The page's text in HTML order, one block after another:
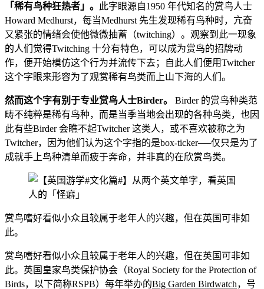
「稀有鸟种狂热者」。
此字眼源自1950 年代知名的赏鸟人士
Howard Medhurst，每当Medhurst 先生发现稀有鸟种时，亢奋
又紧张的情绪会使他微微抽蓄（twitching）。观察到此一现象
的人们觉得Twitching 十分有特色，可以成为赏鸟的招牌动
作，便开始模仿这个行为并流传下去；自此人们便用Twitcher
这个字眼来形容为了观赏稀有鸟类而上山下海的人们。
然而这个字有别于专业赏鸟人士Birder。
Birder 的赏鸟种类范
畴不纯粹是稀有鸟种，而是当季当地会出现的各种鸟类，也因
此有些Birder 会瞧不起Twitcher 这类人，或不喜欢被称之为
Twitcher，因为他们认为这个字指的是box-ticker──仅只是为了
成就手上鸟种清单而疲于奔命，并非真的在欣赏鸟类。
赏鸟嗜好看似小众且较属于老年人的兴趣，但在英国可非如
此。
赏鸟嗜好看似小众且较属于老年人的兴趣，但在英国可非如
此。英国皇家鸟类保护协会（Royal Society for the Protection of
Birds，以下简称RSPB）每年举办的Big Garden Birdwatch，号